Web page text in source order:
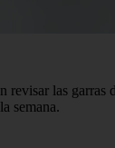
revisar las garras
semana.